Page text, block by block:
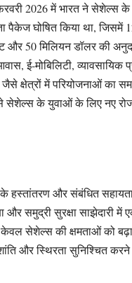
2026 में भारत ने सेशेल्स के
पैकेज घोषित किया था, जिसमें
50 मिलियन डॉलर की
ई-मोबिलिटी, व्यावसायिक
क्षेत्रों में परियोजनाओं का
सेशेल्स के युवाओं के लिए नए
हस्तांतरण और संबंधित
समुद्री सुरक्षा साझेदारी में
सेशेल्स की क्षमताओं को
और स्थिरता सुनिश्चित